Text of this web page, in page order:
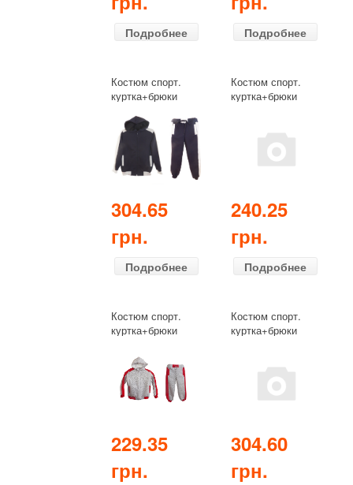
Подробнее Подробнее
Костюм спорт.
куртка+брюки
(демисезонный)
синий
304.65
грн.
Подробнее
Костюм спорт.
куртка+брюки
240.25
грн.
Подробнее
Костюм спорт.
куртка+брюки
(демисезонный)
серый+красный
229.35
грн.
Костюм спорт.
куртка+брюки
304.60
грн.